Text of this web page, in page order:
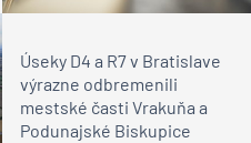
Úseky D4 a R7 v Bratislave
výrazne odbremenili
mestské časti Vrakuňa a
Podunajské Biskupice